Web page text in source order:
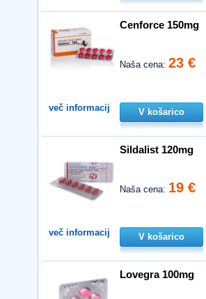
Cenforce 150mg
Naša cena:23 €
več informacij V košarico
Sildalist 120mg
Naša cena: 19 €
več informacij V košarico
Lovegra 100mg